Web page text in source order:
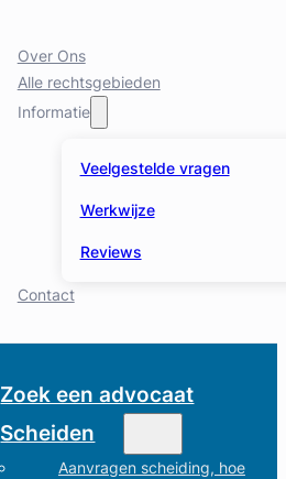
Over Ons
Alle rechtsgebieden
Informatie
Veelgestelde vragen
Werkwijze
Reviews
Contact
Zoek een advocaat
Scheiden
Aanvragen scheiding, hoe